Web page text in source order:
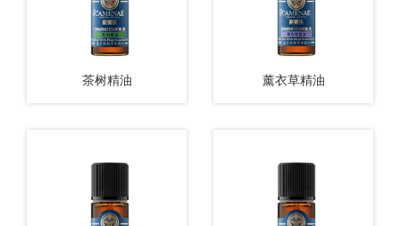
茶树精油
查看更多
薰衣草精油
查看更多